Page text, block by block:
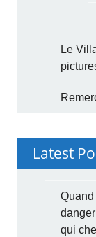
Le
Latest
qui